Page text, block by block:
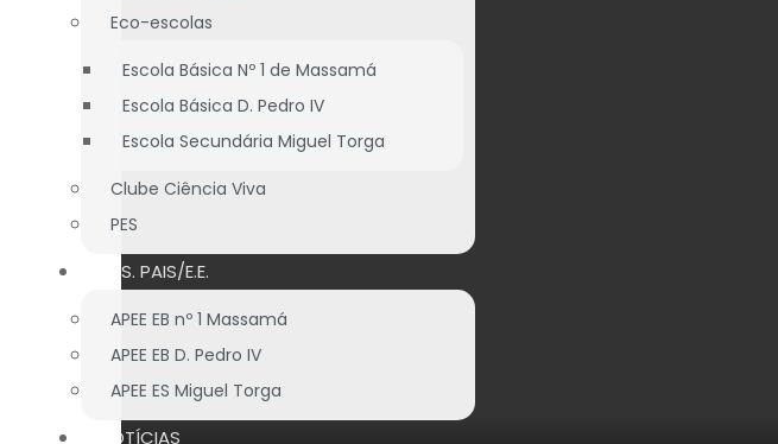
Eco-escolas
Escola Básica Nº 1 de Massamá
Escola Básica D. Pedro IV
Escola Secundária Miguel Torga
Clube Ciência Viva
PES
ASS. PAIS/E.E.
APEE EB nº 1 Massamá
APEE EB D. Pedro IV
APEE ES Miguel Torga
NOTÍCIAS